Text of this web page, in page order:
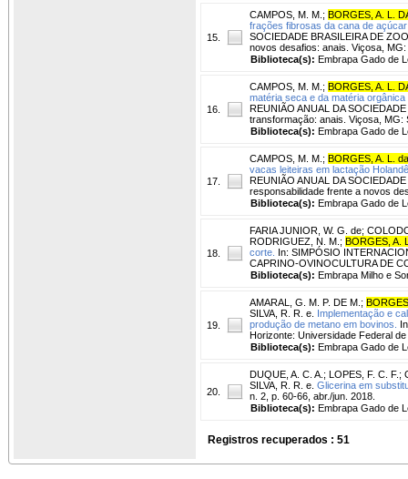
15.
CAMPOS, M. M. ; BORGES, A. L.
frações fibrosas da cana de
SOCIEDADE BRASILEIRA DE
novos desafios: anais. Viçosa,
Biblioteca(s): Embrapa Gado de
16.
CAMPOS, M. M. ; BORGES, A. L.
matéria seca e da matéria
REUNIÃO ANUAL DA
transformação: anais. Viçosa, MG:
Biblioteca(s): Embrapa Gado de
17.
CAMPOS, M. M. ; BORGES, A. L.
vacas leiteiras em lactação
REUNIÃO ANUAL DA
responsabilidade frente a novos
Biblioteca(s): Embrapa Gado de
18.
FARIA JUNIOR, W. G. de;
RODRIGUEZ, N. M. ; BORGES, A.
corte. In: SIMPÓSIO
CAPRINO-OVINOCULTURA DE
Biblioteca(s): Embrapa Milho e
19.
AMARAL, G. M. P. DE M. ;
SILVA, R. R. e. Implementação e
produção de metano em bovinos.
Horizonte: Universidade Federal
Biblioteca(s): Embrapa Gado de
20.
DUQUE, A. C. A. ; LOPES, F. C. F. ;
SILVA, R. R. e. Glicerina em
n. 2, p. 60-66, abr./jun. 2018.
Biblioteca(s): Embrapa Gado de
Registros recuperados : 51